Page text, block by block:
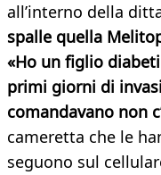
all’interno della
spalle quella
«Ho un figlio
primi giorni di
comandavano non
cameretta che le
seguono sul